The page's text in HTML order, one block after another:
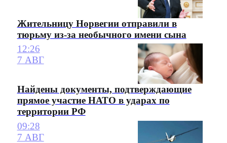
Жительницу Норвегии отправили в
тюрьму из-за необычного имени сына
12:26
7 АВГ
Найдены документы, подтверждающие
прямое участие НАТО в ударах по
территории РФ
09:28
7 АВГ